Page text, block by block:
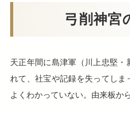
弓削神宮
天正年間に島津軍（川上忠堅・
れて、社宝や記録を失ってしま
よくわかっていない。由来板か